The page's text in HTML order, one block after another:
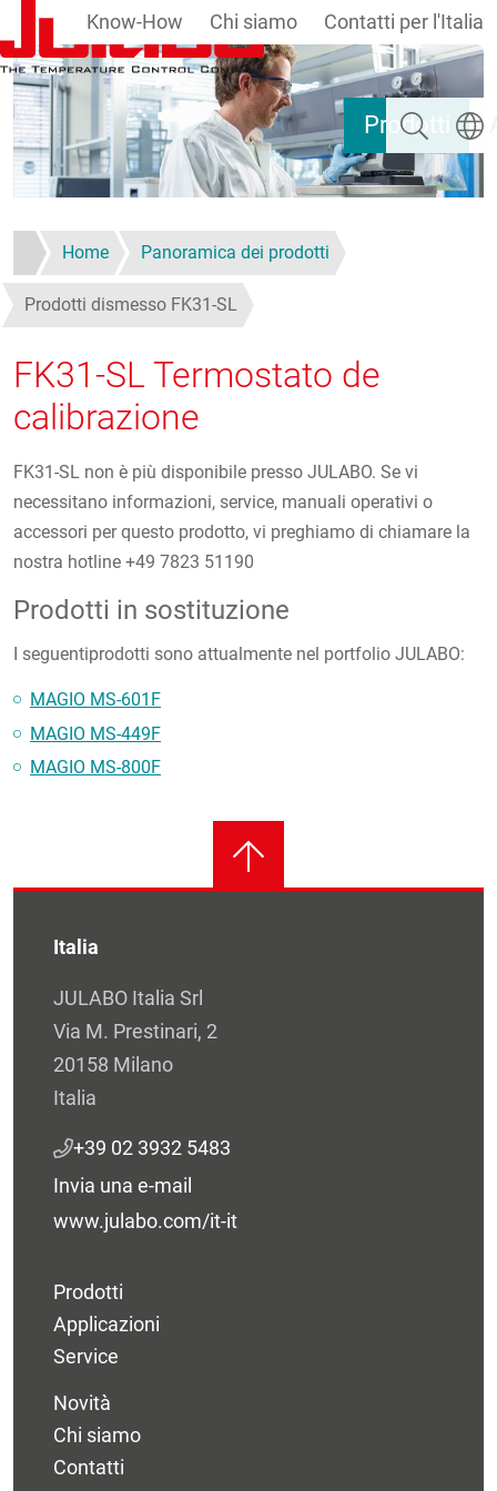
Salta al contenuto principale
Prodotti
Know-How Chi siamo Contatti per l'Italia
Ricerca
Home Panoramica dei prodotti
Prodotti dismesso FK31-SL
FK31-SL Termostato de
calibrazione
FK31-SL non è più disponibile presso JULABO. Se vi
necessitano informazioni, service, manuali operativi o
accessori per questo prodotto, vi preghiamo di chiamare la
nostra hotline +49 7823 51190
Prodotti in sostituzione
I seguentiprodotti sono attualmente nel portfolio JULABO:
MAGIO MS-601F
MAGIO MS-449F
MAGIO MS-800F
Italia
JULABO Italia Srl
Via M. Prestinari, 2
20158 Milano
Italia
+39 02 3932 5483
Invia una e-mail
www.julabo.com/it-it
Prodotti
Applicazioni
Service
Novità
Chi siamo
Contatti